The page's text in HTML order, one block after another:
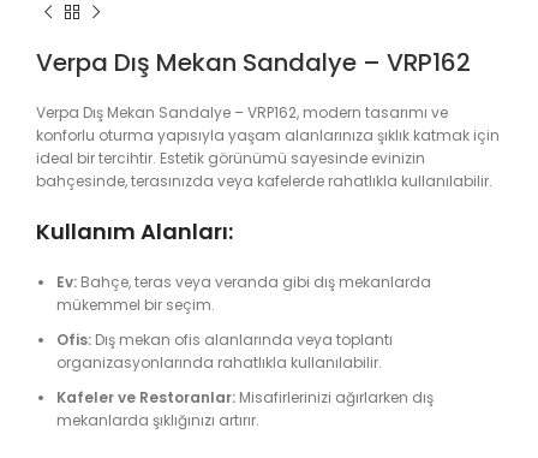
Verpa Dış Mekan Sandalye – VRP162
Verpa Dış Mekan Sandalye – VRP162, modern tasarımı ve
konforlu oturma yapısıyla yaşam alanlarınıza şıklık katmak için
ideal bir tercihtir. Estetik görünümü sayesinde evinizin
bahçesinde, terasınızda veya kafelerde rahatlıkla kullanılabilir.
Kullanım Alanları:
Ev: Bahçe, teras veya veranda gibi dış mekanlarda
mükemmel bir seçim.
Ofis: Dış mekan ofis alanlarında veya toplantı
organizasyonlarında rahatlıkla kullanılabilir.
Kafeler ve Restoranlar: Misafirlerinizi ağırlarken dış
mekanlarda şıklığınızı artırır.